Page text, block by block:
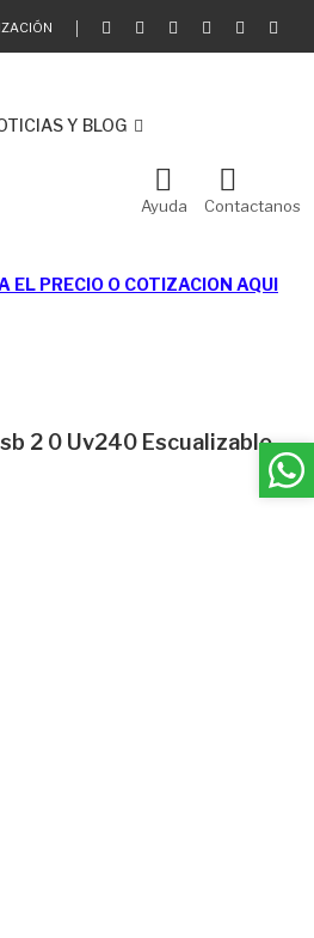
Y BLOG
Ayuda Contactanos
EL PRECIO O COTIZACION AQUI
2 0 Uv240 Escualizable